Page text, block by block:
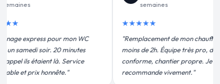
mon chauffe-eau en
très pro, devis
propre. Je
"Un grand merci à Sylvain Plombier
pour leur intervention rapide et
efficace. Fuite réparée en 30 min, prix
plus qu'honnête !"